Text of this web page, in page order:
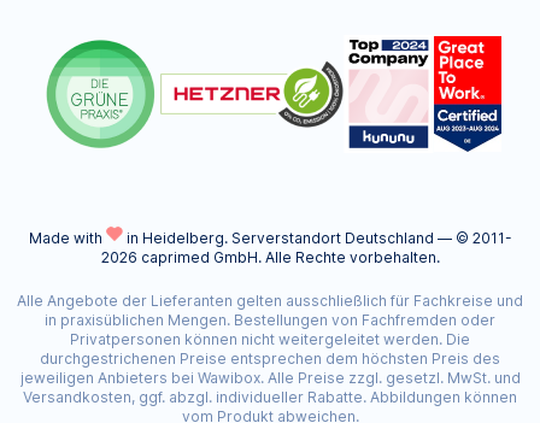
Made with in Heidelberg. Serverstandort Deutschland — © 2011-
2026 caprimed GmbH. Alle Rechte vorbehalten.
Alle Angebote der Lieferanten gelten ausschließlich für Fachkreise und
in praxisüblichen Mengen. Bestellungen von Fachfremden oder
Privatpersonen können nicht weitergeleitet werden. Die
durchgestrichenen Preise entsprechen dem höchsten Preis des
jeweiligen Anbieters bei Wawibox. Alle Preise zzgl. gesetzl. MwSt. und
Versandkosten, ggf. abzgl. individueller Rabatte. Abbildungen können
vom Produkt abweichen.